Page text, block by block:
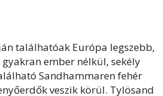
találhatóak Európa legszebb,
ember nélkül, sekély
Sandhammaren fehér
veszik körül. Tylösand